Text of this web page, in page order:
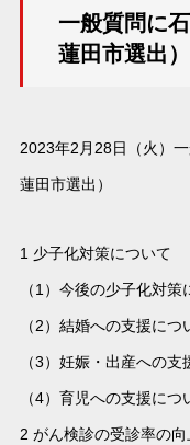
一般質問に
蓮田市選出
2023年2月28日（火
蓮田市選出）
1 少子化対策について
（1）今後の少子化対策
（2）結婚への支援につ
（3）妊娠・出産への支
（4）育児への支援につ
2 がん検診の受診率の向